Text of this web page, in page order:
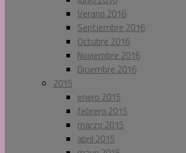
Verano 2016
Septiembre 2016
Octubre 2016
Noviembre 2016
Diciembre 2016
2015
enero 2015
febrero 2015
marzo 2015
abril 2015